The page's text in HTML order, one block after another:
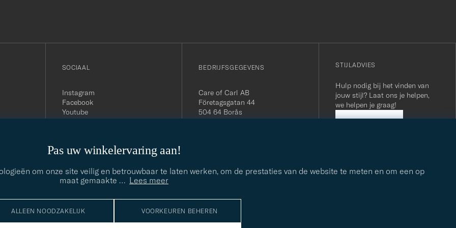
Pas uw winkelervaring aan!
om onze site veilig en betrouwbaar te laten werken, om de prestaties van de website te meten en om een op
maat gemaakte … Lees meer
ALLEEN NOODZAKELIJK VOORKEUREN BEHEREN
SOCIAAL
Instagram
Facebook
Youtube
Linkedin
BEDRIJFSGEGEVENS
Care of Carl AB
Företagsgatan 44
504 64 Borås
Org. nr: 556800-5739
5PM CET/CEST
STIJLADVIES
Hulp nodig bij het vinden van
jouw stijl? Laat ons je helpen,
we helpen je graag!